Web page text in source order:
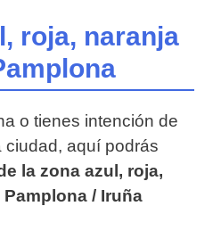
roja, naranja
o tienes intención de
ciudad, aquí podrás
la zona azul, roja,
/ Iruña